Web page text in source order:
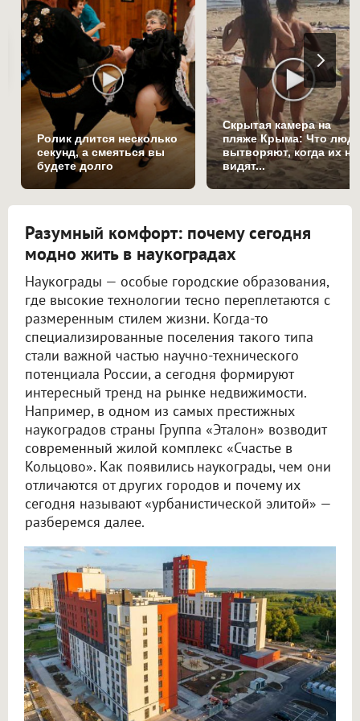
Ролик длится несколько
секунд, а смеяться вы
будете долго
Скрытая камера на
пляже Крыма: Что
вытворяют, когда их не
видят...
Разумный комфорт: почему сегодня
модно жить в наукоградах
Наукограды — особые городские образования,
где высокие технологии тесно переплетаются с
размеренным стилем жизни. Когда-то
специализированные поселения такого типа
стали важной частью научно-технического
потенциала России, а сегодня формируют
интересный тренд на рынке недвижимости.
Например, в одном из самых престижных
наукоградов страны Группа «Эталон» возводит
современный жилой комплекс «Счастье в
Кольцово». Как появились наукограды, чем они
отличаются от других городов и почему их
сегодня называют «урбанистической элитой» —
разберемся далее.